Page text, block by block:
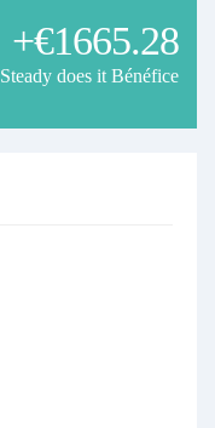
+€1665.28
Steady does it Bénéfice